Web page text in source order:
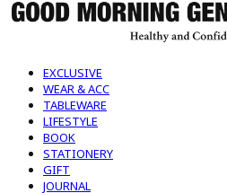
EXCLUSIVE
WEAR & ACC
TABLEWARE
LIFESTYLE
BOOK
STATIONERY
GIFT
JOURNAL